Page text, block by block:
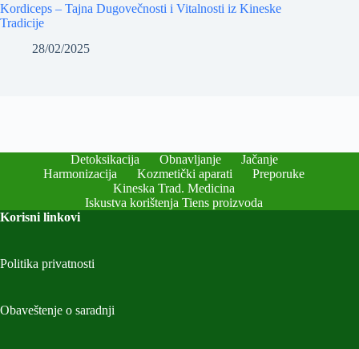
Kordiceps – Tajna Dugovečnosti i Vitalnosti iz Kineske
Tradicije
28/02/2025
Detoksikacija Obnavljanje
Jačanje
Harmonizacija
Kozmetički aparati
Preporuke
Kineska Trad. Medicina
Iskustva korištenja Tiens proizvoda
Korisni linkovi
Politika privatnosti
Obaveštenje o saradnji